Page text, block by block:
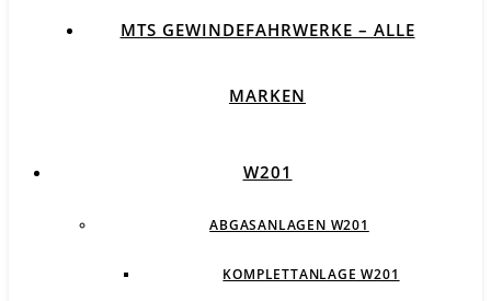
MTS GEWINDEFAHRWERKE – ALLE
MARKEN
W201
ABGASANLAGEN W201
KOMPLETTANLAGE W201